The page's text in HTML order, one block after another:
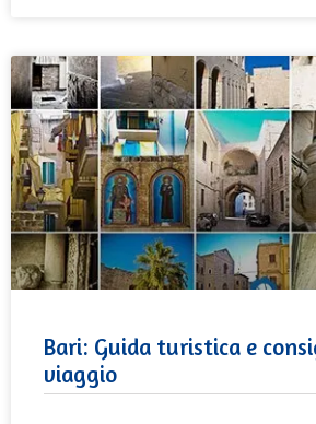
Bari: Guida turistica e
viaggio